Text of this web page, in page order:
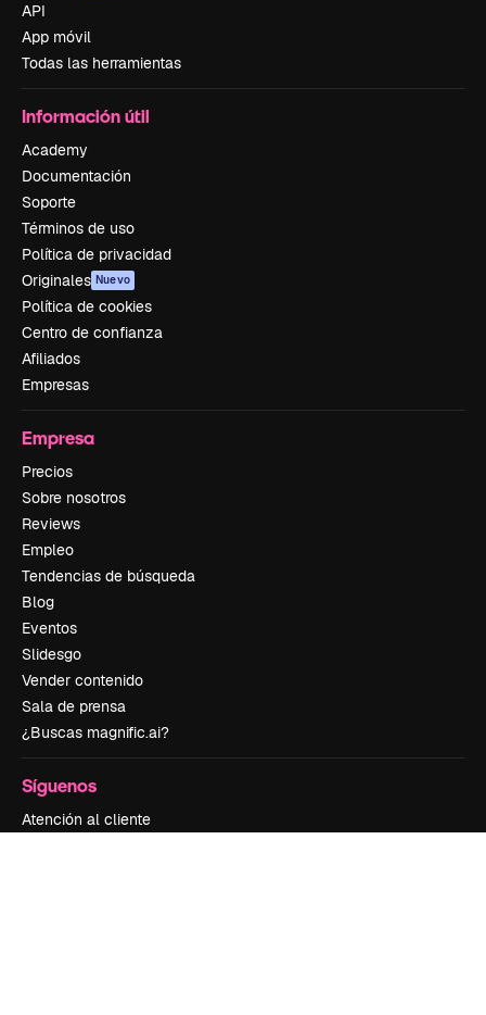
API
App móvil
Todas las herramientas
Información útil
Academy
Documentación
Soporte
Términos de uso
Política de privacidad
Originales Nuevo
Política de cookies
Centro de confianza
Afiliados
Empresas
Empresa
Precios
Sobre nosotros
Reviews
Empleo
Tendencias de búsqueda
Blog
Eventos
Slidesgo
Vender contenido
Sala de prensa
¿Buscas magnific.ai?
Síguenos
Atención al cliente